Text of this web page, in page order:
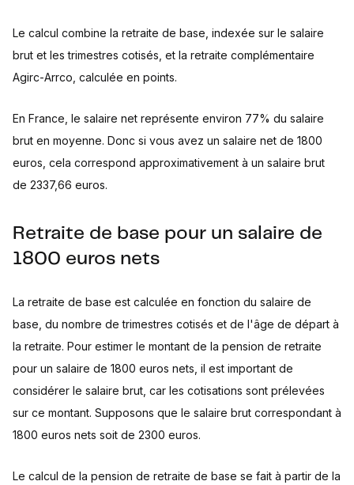
Le calcul combine la retraite de base, indexée sur le salaire
brut et les trimestres cotisés, et la retraite complémentaire
Agirc-Arrco, calculée en points.
En France, le salaire net représente environ 77% du salaire
brut en moyenne. Donc si vous avez un salaire net de 1800
euros, cela correspond approximativement à un salaire brut
de 2337,66 euros.
Retraite de base pour un salaire de
1800 euros nets
La retraite de base est calculée en fonction du salaire de
base, du nombre de trimestres cotisés et de l'âge de départ à
la retraite. Pour estimer le montant de la pension de retraite
pour un salaire de 1800 euros nets, il est important de
considérer le salaire brut, car les cotisations sont prélevées
sur ce montant. Supposons que le salaire brut correspondant à
1800 euros nets soit de 2300 euros.
Le calcul de la pension de retraite de base se fait à partir de la